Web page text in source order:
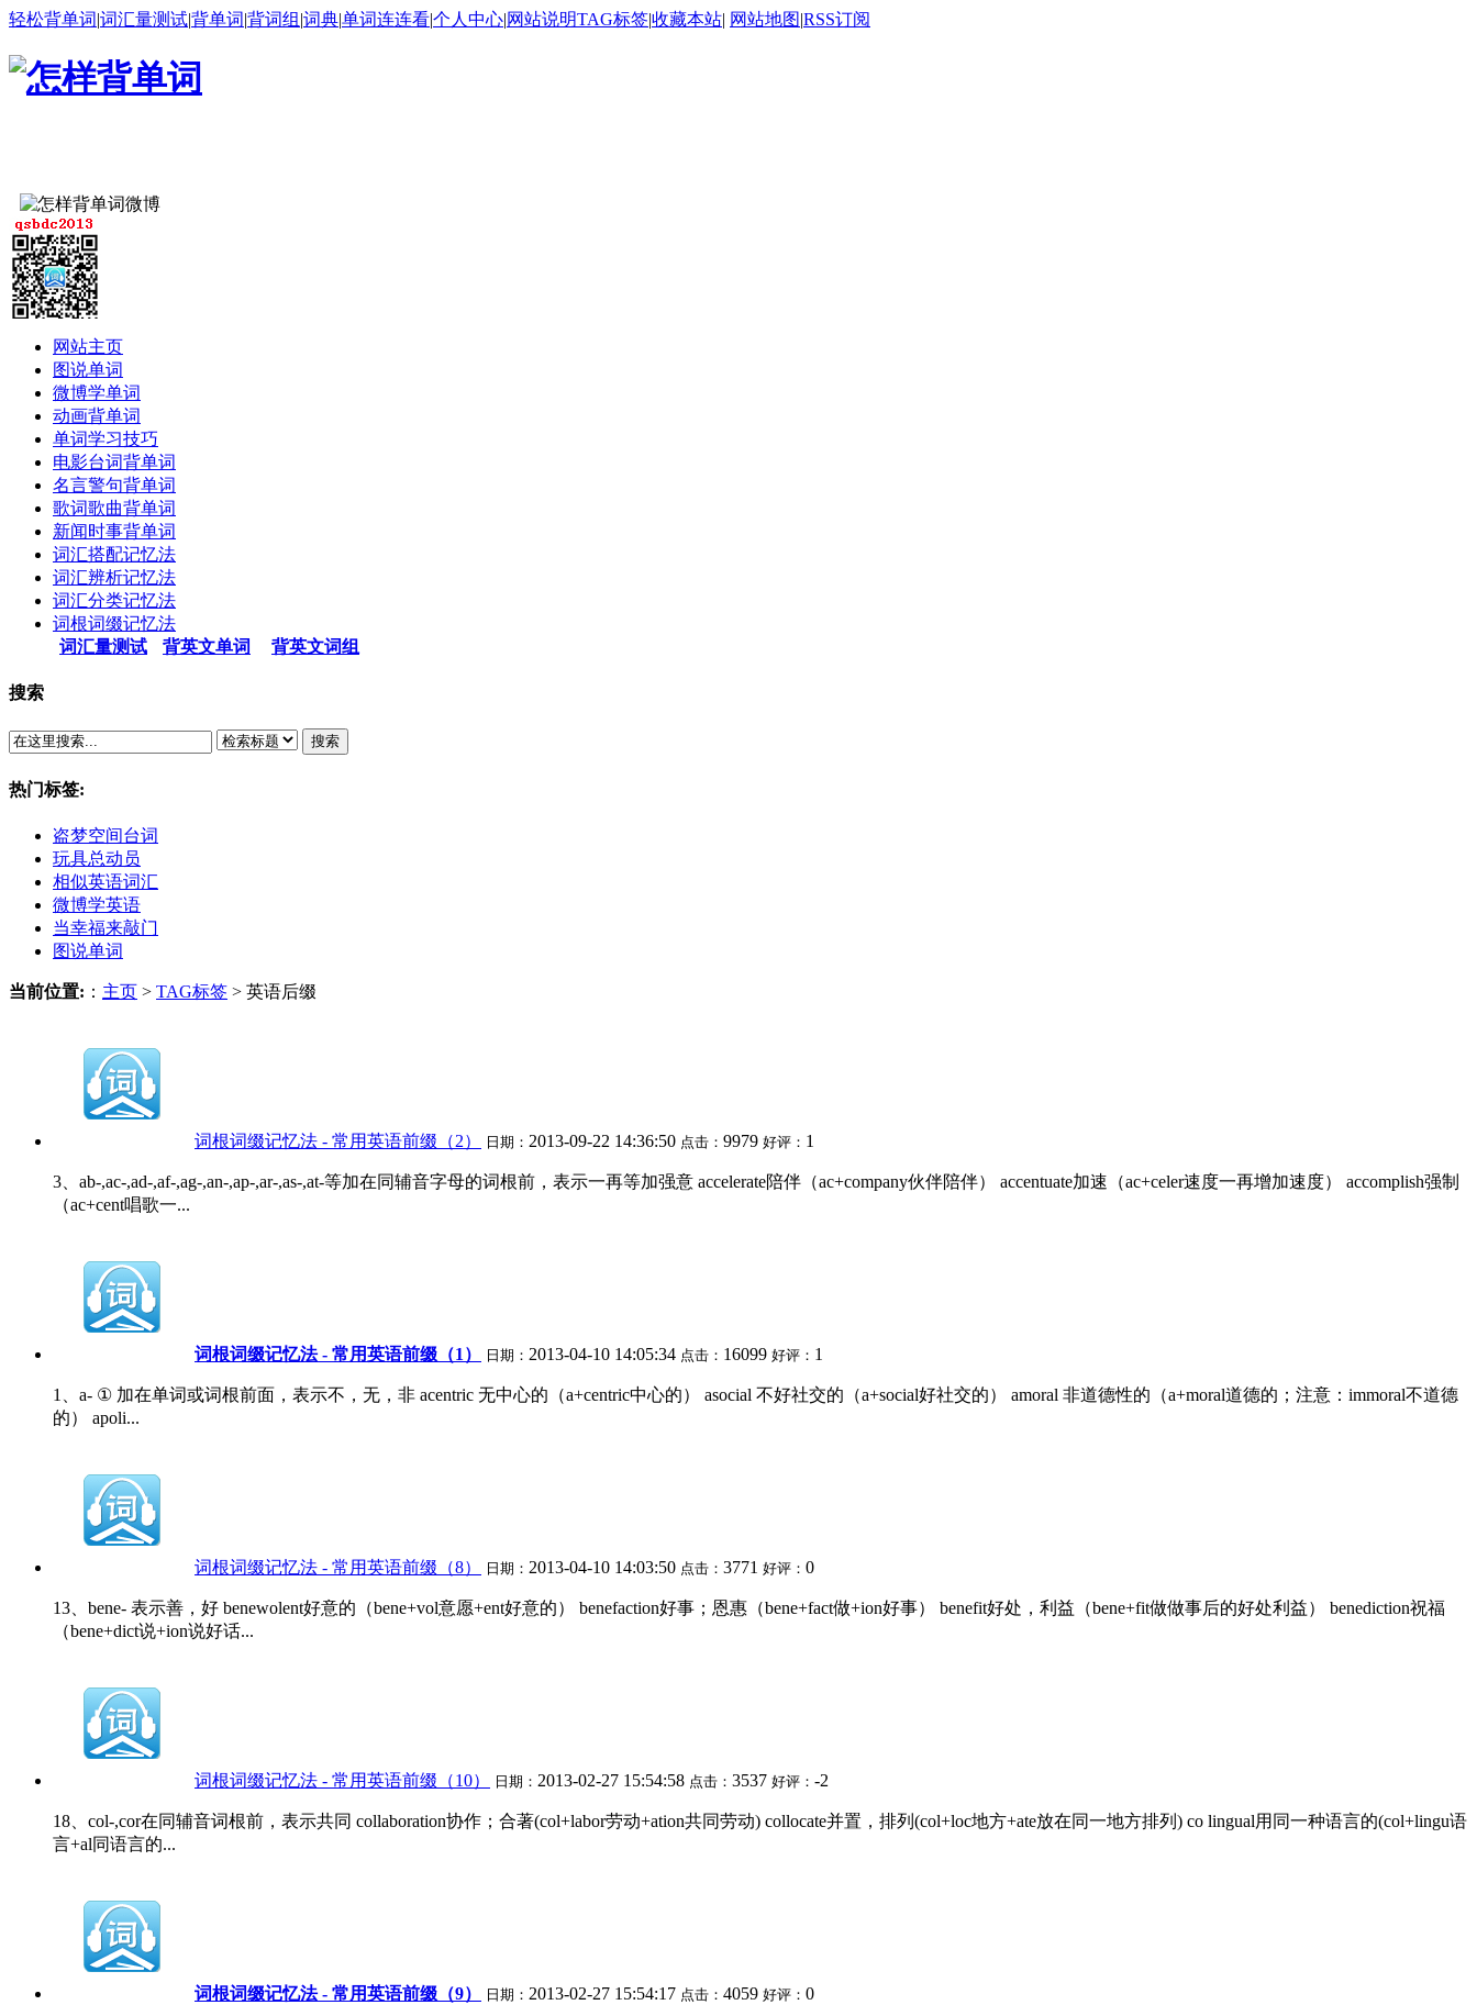
轻松背单词|词汇量测试|背单词|背词组 |词典|单词连连看|个人中心|网站说明TAG标签|收藏本站| 网站地图|RSS订阅
网站主页
图说单词
微博学单词
动画背单词
单词学习技巧
电影台词背单词
名言警句背单词
歌词歌曲背单词
新闻时事背单词
词汇搭配记忆法
词汇辨析记忆法
词汇分类记忆法
词根词缀记忆法
词汇量测试
背英文单词 背英文词组
搜索
搜索
热门标签:
盗梦空间台词
玩具总动员
相似英语词汇
微博学英语
当幸福来敲门
图说单词
当前位置: ： 主页 > TAG标签 > 英语后缀
词根词缀记忆法 - 常用英语前缀（2） 日期： 2013-09-22 14:36:50 点击： 9979 好评： 1
3、ab-,ac-,ad-,af-,ag-,an-,ap-,ar-,as-,at-等加在同辅音字母的词根前，表示一再等加强意 accelerate陪伴（ac+company伙伴陪伴） accentuate加速（ac+celer速度一再增加速度） accomplish强制
（ac+cent唱歌一...
词根词缀记忆法 - 常用英语前缀（1） 日期： 2013-04-10 14:05:34 点击： 16099 好评： 1
1、a- ① 加在单词或词根前面，表示不，无，非 acentric 无中心的（a+centric中心的） asocial 不好社交的（a+social好社交的） amoral 非道德性的（a+moral道德的；注意：immoral不道德
的） apoli...
词根词缀记忆法 - 常用英语前缀（8） 日期： 2013-04-10 14:03:50 点击： 3771 好评： 0
13、bene- 表示善，好 benewolent好意的（bene+vol意愿+ent好意的） benefaction好事；恩惠（bene+fact做+ion好事） benefit好处，利益（bene+fit做做事后的好处利益） benediction祝福
（bene+dict说+ion说好话...
词根词缀记忆法 - 常用英语前缀（10） 日期： 2013-02-27 15:54:58 点击： 3537 好评： -2
18、col-,cor在同辅音词根前，表示共同 collaboration协作；合著(col+labor劳动+ation共同劳动) collocate并置，排列(col+loc地方+ate放在同一地方排列) co lingual用同一种语言的(col+lingu语
言+al同语言的...
词根词缀记忆法 - 常用英语前缀（9） 日期： 2013-02-27 15:54:17 点击： 4059 好评： 0